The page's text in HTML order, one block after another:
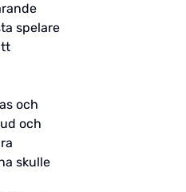
spelare
och
och
skulle